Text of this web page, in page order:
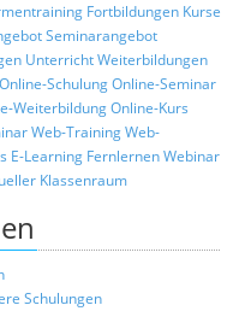
Fortbildungen Kurse
Seminarangebot
UnterrichtWeiterbildungen
Online-SchulungOnline-Seminar
WeiterbildungOnline-Kurs
Web-TrainingWeb-
E-Learning FernlernenWebinar
Klassenraum
Schulungen